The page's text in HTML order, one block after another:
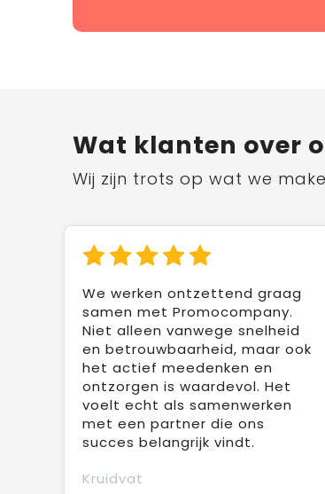
Wat klanten over
Wij zijn trots op wat we
We werken ontzettend graag
samen met Promocompany.
Niet alleen vanwege snelheid
en betrouwbaarheid, maar ook
het actief meedenken en
ontzorgen is waardevol. Het
voelt echt als samenwerken
met een partner die ons
succes belangrijk vindt.
Kruidvat